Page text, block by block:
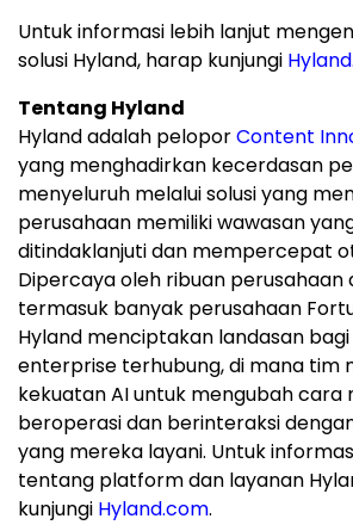
Untuk informasi lebih lanjut
solusi Hyland, harap kunjungi
Tentang Hyland
Hyland adalah peloporContent
yang menghadirkan kecerdasan
menyeluruh melalui solusi yang
perusahaan memiliki wawasan
ditindaklanjuti dan mempercepat
Dipercaya oleh ribuan perusahaan
termasuk banyak perusahaan
Hyland menciptakan landasan
enterprise terhubung, di mana tim
kekuatan AI untuk mengubah cara
beroperasi dan berinteraksi
yang mereka layani. Untuk
tentang platform dan layanan
kunjungi Hyland.com.